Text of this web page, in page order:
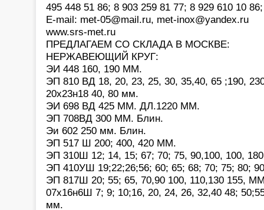
495 448 51 86; 8 903 259 81 77; 8 929 610 10 86;
Е-mail: met-05@mail.ru, met-inox@yandex.ru
www.srs-met.ru
ПРЕДЛАГАЕМ СО СКЛАДА В МОСКВЕ:
НЕРЖАВЕЮЩИЙ КРУГ:
ЭИ 448 160, 190 ММ.
ЭП 810 ВД 18, 20, 23, 25, 30, 35,40, 65 ;190,
20х23н18 40, 80 мм.
ЭИ 698 ВД 425 ММ. ДЛ.1220 ММ.
ЭП 708ВД 300 ММ. Блин.
Эи 602 250 мм. Блин.
ЭП 517 Ш 200; 400, 420 ММ.
ЭП 310Ш 12; 14, 15; 67; 70; 75, 90,100, 100,
ЭП 410УШ 19;22;26;56; 60; 65; 68; 70; 75; 80;
ЭП 817Ш 20; 55; 65, 70,90 100, 110,130 155,
07х16н6Ш 7; 9; 10;16, 20, 24, 26, 32,40 48;
мм.